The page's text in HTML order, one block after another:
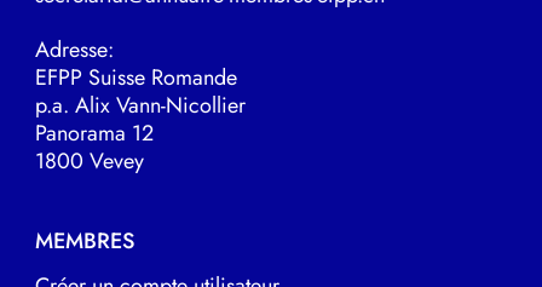
Adresse:
EFPP Suisse Romande
p.a. Alix Vann-Nicollier
Panorama 12
1800 Vevey
MEMBRES